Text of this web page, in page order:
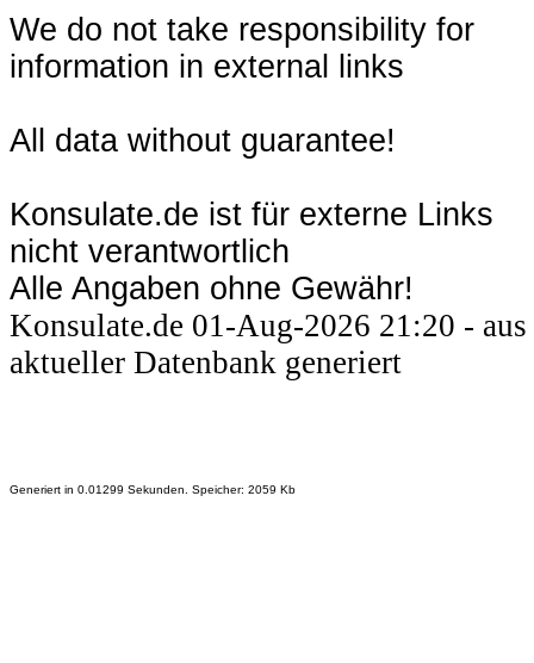
We do not take responsibility for
information in external links
All data without guarantee!
Konsulate.de ist für externe Links
nicht verantwortlich
Alle Angaben ohne Gewähr!
Konsulate.de 01-Aug-2026 21:20 - aus
aktueller Datenbank generiert
Generiert in 0.01299 Sekunden. Speicher: 2059 Kb